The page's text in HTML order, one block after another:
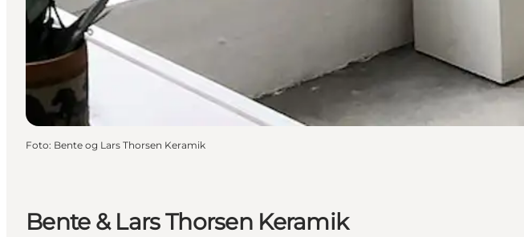
Foto: Bente og Lars Thorsen Keramik
Bente & Lars Thorsen Keramik